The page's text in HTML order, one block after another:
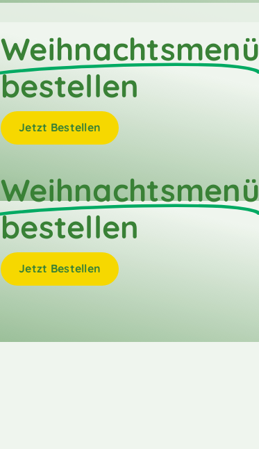
Weihnachtsmenü
bestellen
Jetzt Bestellen
Weihnachtsmenü
bestellen
Jetzt Bestellen